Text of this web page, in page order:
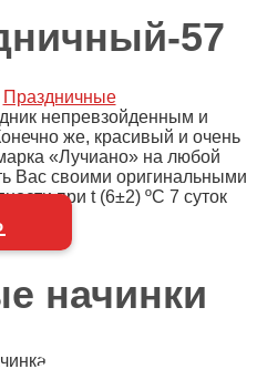
57
Праздничные
непревзойденным и
же, красивый и очень
«Лучиано» на любой
Вас своими оригинальными
при t (6±2) ºC 7 суток
начинки